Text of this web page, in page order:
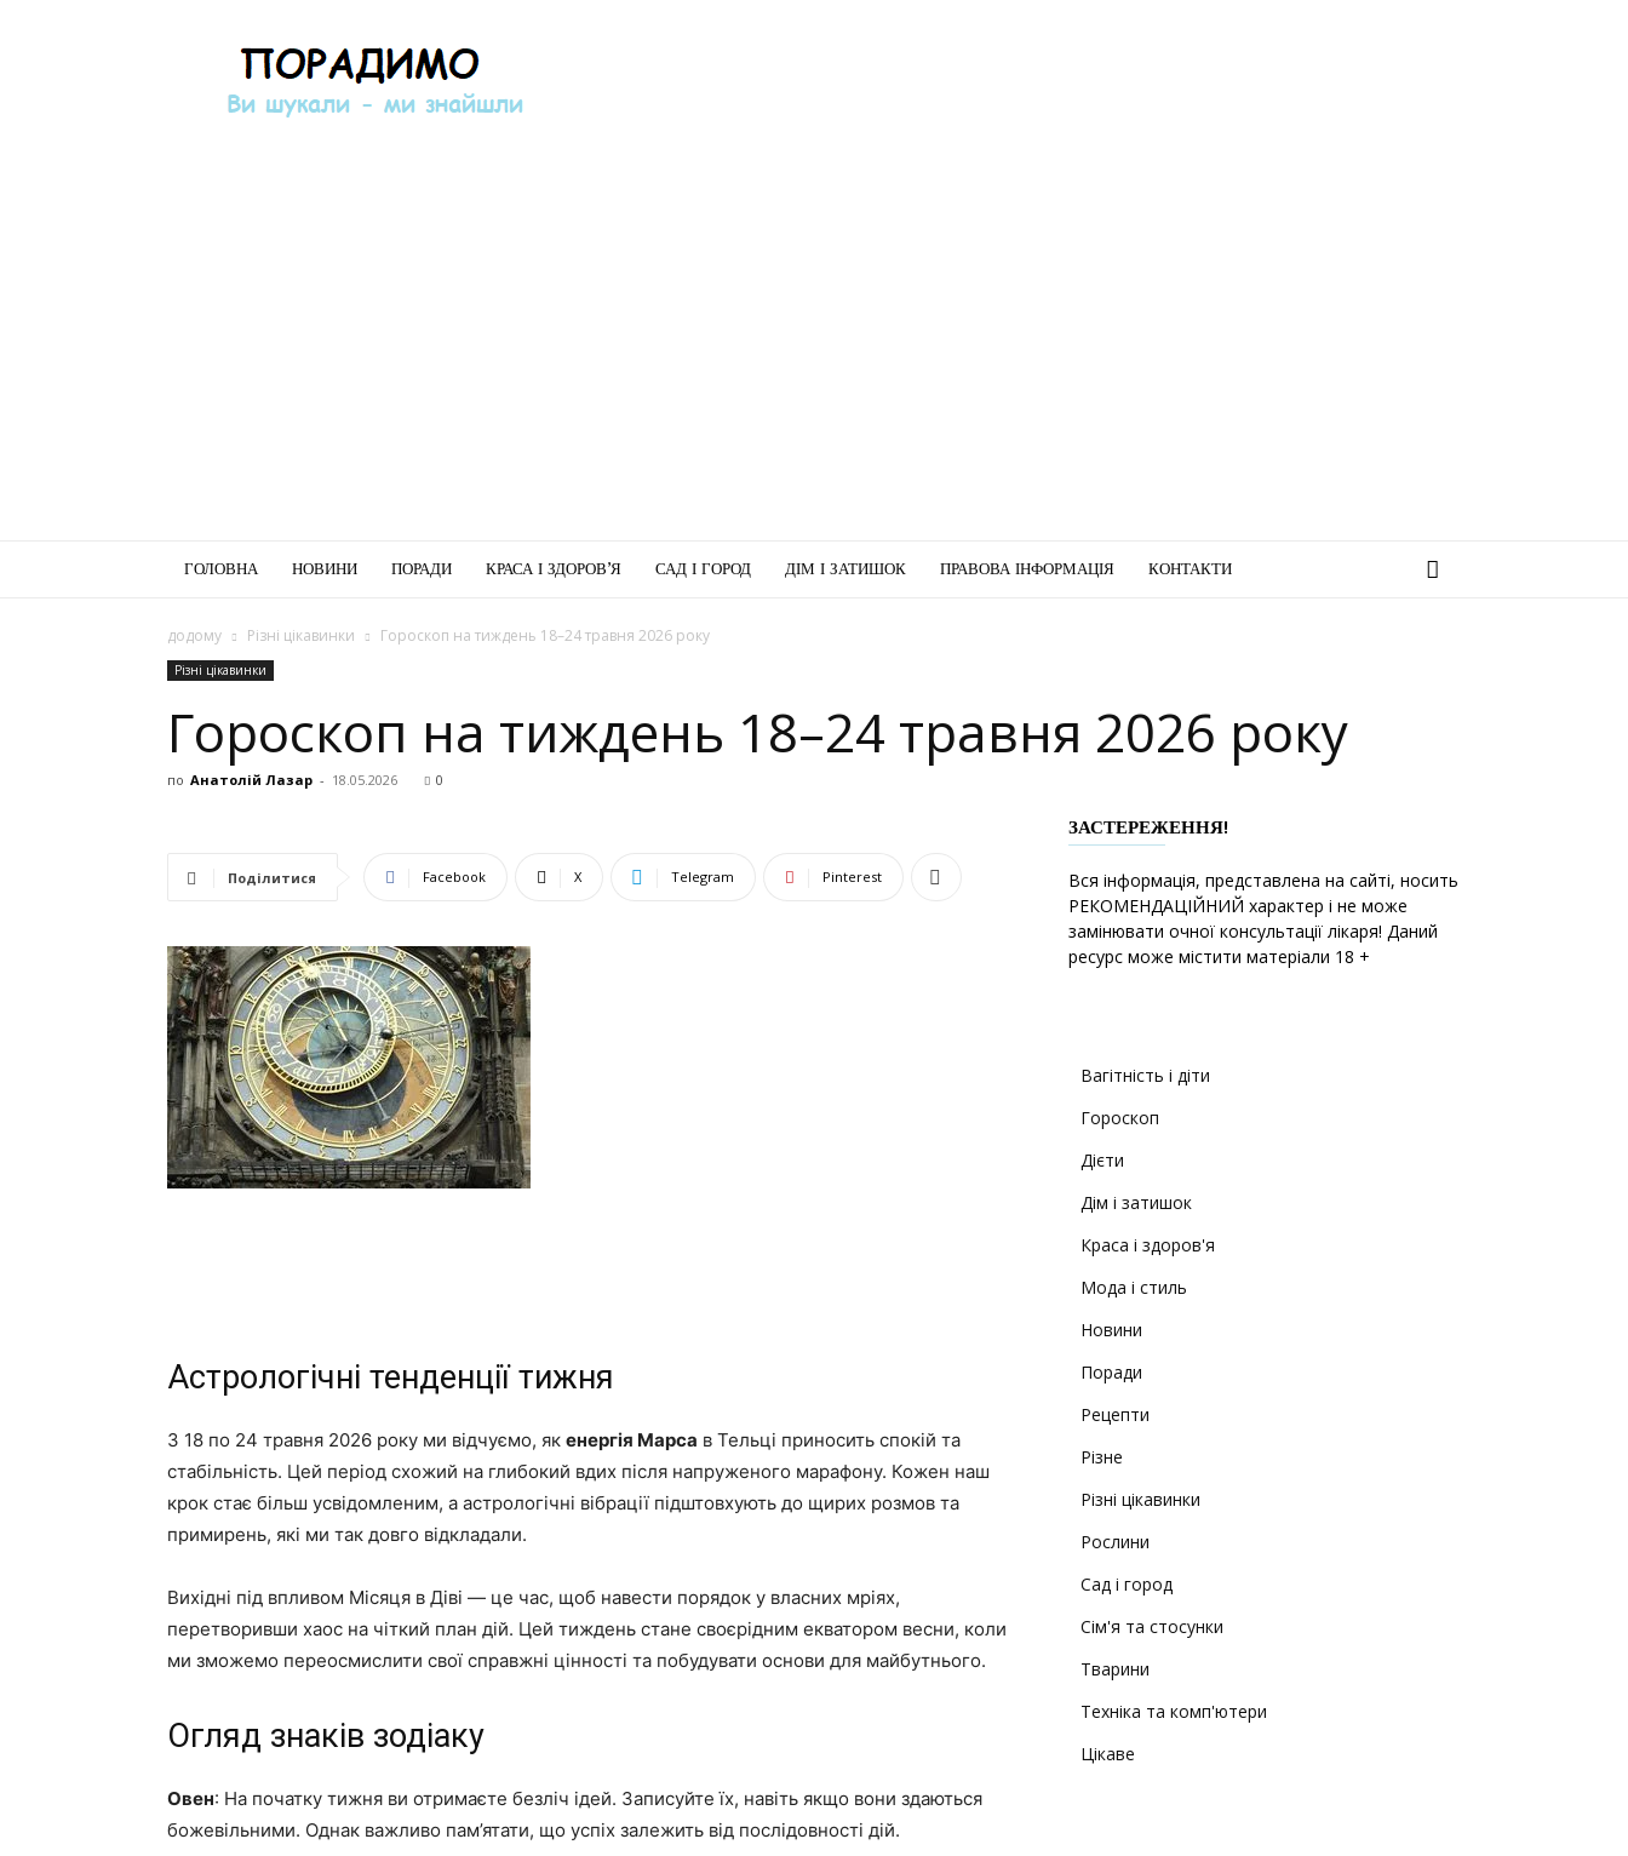
Порадимо
ГОЛОВНА НОВИНИ ПОРАДИ КРАСА І ЗДОРОВ’Я САД І ГОРОД ДІМ І ЗАТИШОК ПРАВОВА ІНФОРМАЦІЯ КОНТАКТИ
додому Різні цікавинки Гороскоп на тиждень 18–24 травня 2026 року
Різні цікавинки
Гороскоп на тиждень 18–24 травня 2026 року
по Анатолій Лазар - 18.05.2026 0
Поділитися Facebook X Telegram Pinterest
Астрологічні тенденції тижня
З 18 по 24 травня 2026 року ми відчуємо, як енергія Марса в Тельці приносить спокій та
стабільність. Цей період схожий на глибокий вдих після напруженого марафону. Кожен наш
крок стає більш усвідомленим, а астрологічні вібрації підштовхують до щирих розмов та
примирень, які ми так довго відкладали.
Вихідні під впливом Місяця в Діві — це час, щоб навести порядок у власних мріях,
перетворивши хаос на чіткий план дій. Цей тиждень стане своєрідним екватором весни, коли
ми зможемо переосмислити свої справжні цінності та побудувати основи для майбутнього.
Огляд знаків зодіаку
Овен: На початку тижня ви отримаєте безліч ідей. Записуйте їх, навіть якщо вони здаються
божевільними. Однак важливо пам’ятати, що успіх залежить від послідовності дій.
ЗАСТЕРЕЖЕННЯ!
Вся інформація, представлена на сайті, носить
РЕКОМЕНДАЦІЙНИЙ характер і не може
замінювати очної консультації лікаря! Даний
ресурс може містити матеріали 18 +
Вагітність і діти
Гороскоп
Дієти
Дім і затишок
Краса і здоров'я
Мода і стиль
Новини
Поради
Рецепти
Різне
Різні цікавинки
Рослини
Сад і город
Сім'я та стосунки
Тварини
Техніка та комп'ютери
Цікаве